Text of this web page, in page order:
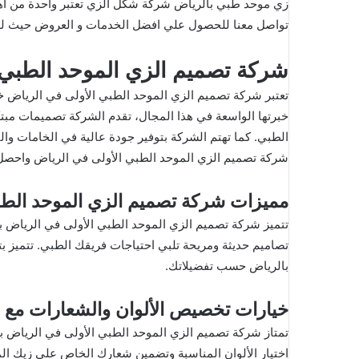
زي موحد طبي بالرياض شركة شكل الزي تعتبر واحدة من
تواصل معنا للحصول علي افضل الخدمات و العروض حيث
شركة تصميم الزي الموحد
تعتبر شركة تصميم الزي الموحد الطبي الأولى في الرياض
خبرتها الواسعة في هذا المجال، تقدم الشركة تصميمات
الطبي. كما تهتم الشركة بتوفير جودة عالية في الخامات
شركة تصميم الزي الموحد الطبي الأولى في الرياض
مميزات شركة تصميم الزي الموحد
تتميز شركة تصميم الزي الموحد الطبي الأولى في الرياض
تصاميم حديثة ومريحة تلبي احتياجات فريقك الطبي.
بالرياض حسب تفضيلاتك.
خيارات تخصيص الألوان والشعارات
تمتاز شركة تصميم الزي الموحد الطبي الأولى في الرياض
اختيار الألوان المناسبة وتضمين شعارك الخاص على زيك